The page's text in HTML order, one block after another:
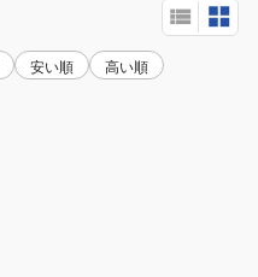
安い順 高い順